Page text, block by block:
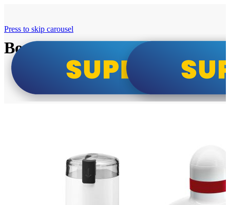
Bosch super cene
Press to skip carousel